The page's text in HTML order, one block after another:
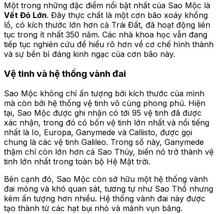
Một trong những đặc điểm nổi bật nhất của Sao Mộc là
Vết Đỏ Lớn. Đây thực chất là một cơn bão xoáy khổng
lồ, có kích thước lớn hơn cả Trái Đất, đã hoạt động liên
tục trong ít nhất 350 năm. Các nhà khoa học vẫn đang
tiếp tục nghiên cứu để hiểu rõ hơn về cơ chế hình thành
và sự bền bỉ đáng kinh ngạc của cơn bão này.
Vệ tinh và hệ thống vành đai
Sao Mộc không chỉ ấn tượng bởi kích thước của mình
mà còn bởi hệ thống vệ tinh vô cùng phong phú. Hiện
tại, Sao Mộc được ghi nhận có tới 95 vệ tinh đã được
xác nhận, trong đó có bốn vệ tinh lớn nhất và nổi tiếng
nhất là Io, Europa, Ganymede và Callisto, được gọi
chung là các vệ tinh Galileo. Trong số này, Ganymede
thậm chí còn lớn hơn cả Sao Thủy, biến nó trở thành vệ
tinh lớn nhất trong toàn bộ Hệ Mặt trời.
Bên cạnh đó, Sao Mộc còn sở hữu một hệ thống vành
đai mỏng và khó quan sát, tương tự như Sao Thổ nhưng
kém ấn tượng hơn nhiều. Hệ thống vành đai này được
tạo thành từ các hạt bụi nhỏ và mảnh vụn băng.